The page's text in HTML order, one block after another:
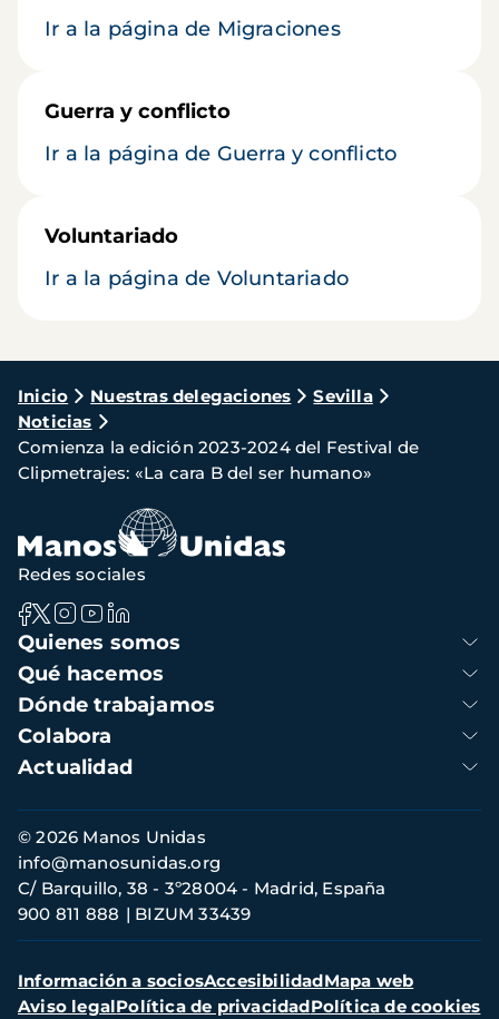
Ir a la página de Migraciones
Guerra y conflicto
Ir a la página de Guerra y conflicto
Voluntariado
Ir a la página de Voluntariado
Ruta
de
navegación
Inicio Nuestras delegaciones
Sevilla
Noticias
Comienza la edición 2023-2024 del Festival de
Clipmetrajes: «La cara B del ser humano»
Navegación
principal
Quienes somos
Qué hacemos
Dónde trabajamos
Colabora
Actualidad
Redes sociales
Información
de
contacto
© 2026 Manos Unidas
C/ Barquillo, 38 - 3º28004 - Madrid, España
900 811 888
BIZUM 33439
info@manosunidas.org
Menú
secundario
Información a sociosAccesibilidadMapa web
Aviso legalPolítica de privacidadPolítica de cookies